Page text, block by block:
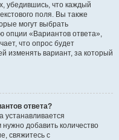
убедившись, что каждый
поля. Вы также
могут выбрать
опции «Вариантов ответа»,
что опрос будет
изменять вариант, за который
ответа?
устанавливается
добавить количество
свяжитесь с